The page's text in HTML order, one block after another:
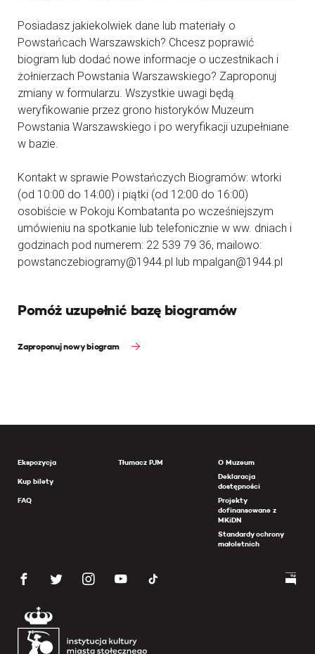
Posiadasz jakiekolwiek dane lub materiały o
Powstańcach Warszawskich? Chcesz poprawić
biogram lub dodać nowe informacje o uczestnikach i
żołnierzach Powstania Warszawskiego? Zaproponuj
zmiany w formularzu. Wszystkie uwagi będą
weryfikowanie przez grono historyków Muzeum
Powstania Warszawskiego i po weryfikacji uzupełniane
w bazie.
Kontakt w sprawie Powstańczych Biogramów: wtorki
(od 10:00 do 14:00) i piątki (od 12:00 do 16:00)
osobiście w Pokoju Kombatanta po wcześniejszym
umówieniu na spotkanie lub telefonicznie w ww. dniach i
godzinach pod numerem: 22 539 79 36, mailowo:
powstanczebiogramy@1944.pl lub mpalgan@1944.pl
Pomóż uzupełnić bazę biogramów
Zaproponuj nowy biogram
Ekspozycja
Kup bilety
FAQ
Tłumacz PJM
O Muzeum
Deklaracja
dostępności
Projekty
dofinansowane z
MKiDN
Standardy ochrony
małoletnich